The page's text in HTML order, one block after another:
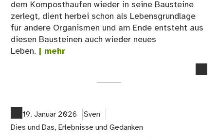
dem Komposthaufen wieder in seine Bausteine
zerlegt, dient herbei schon als Lebensgrundlage
für andere Organismen und am Ende entsteht aus
diesen Bausteinen auch wieder neues
Leben. | mehr
19. Januar 2026
Sven
Dies und Das,Erlebnisse und Gedanken